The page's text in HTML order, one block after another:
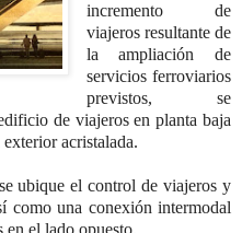
incremento de
viajeros resultante de
la ampliación de
servicios ferroviarios
previstos, se
de viajeros en planta baja
acristalada.
ubique el control de viajeros y
como una conexión intermodal